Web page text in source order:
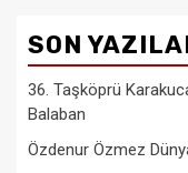
SON
36. Taşköprü
Balaban
Özdenur Özmez